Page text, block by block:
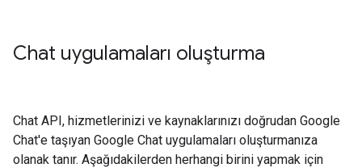
Chat uygulamaları oluşturma
Chat API, hizmetlerinizi ve kaynaklarınızı doğrudan Google
Chat'e taşıyan Google Chat uygulamaları oluşturmanıza
olanak tanır. Aşağıdakilerden herhangi birini yapmak için